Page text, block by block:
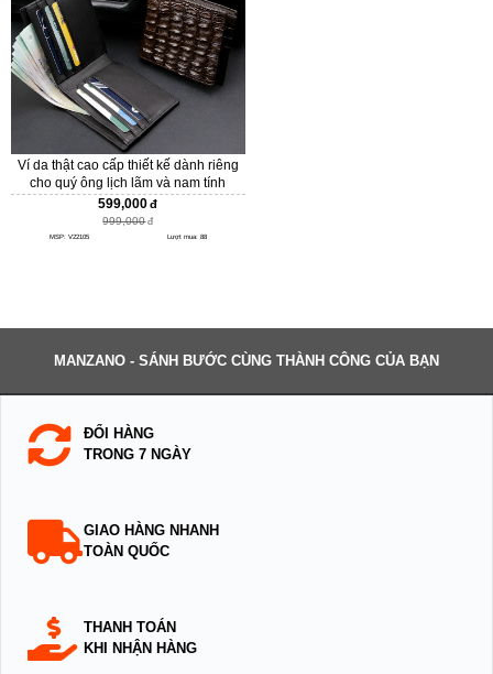
Ví da thật cao cấp thiết kế dành riêng
cho quý ông lịch lãm và nam tính
V22107
599,000
999,000
MSP: V22105 Lượt mua: 88
MANZANO - SÁNH BƯỚC CÙNG THÀNH CÔNG CỦA BẠN
ĐỔI HÀNG
TRONG 7 NGÀY
GIAO HÀNG NHANH
TOÀN QUỐC
THANH TOÁN
KHI NHẬN HÀNG